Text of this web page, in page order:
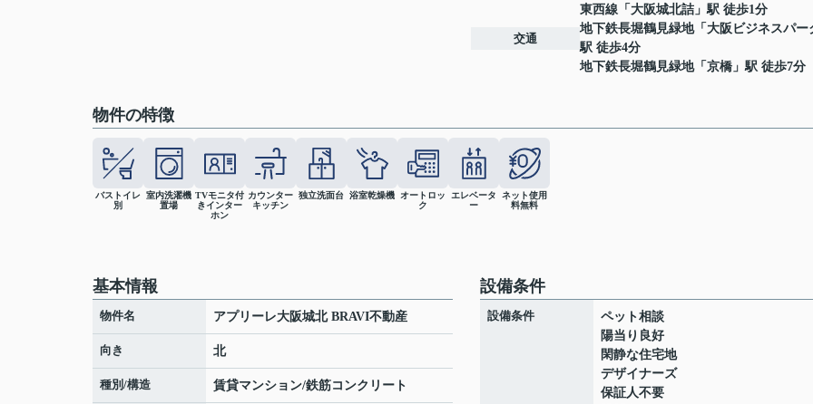
交通
東西線 「 大阪城北詰 」駅 徒歩1分
地下鉄長堀鶴見緑地「 大阪ビジネスパー
駅 徒歩4分
地下鉄長堀鶴見緑地「 京橋 」駅 徒歩7分
物件の特徴
バストイレ
別
室内洗濯機
置場
TVモニタ付
きインター
ホン
カウンター
キッチン
独立洗面台 浴室乾燥機
オートロッ
ク
エレベータ
ー
ネット使用
料無料
基本情報
物件名 アプリーレ大阪城北 BRAVI不動産
向き 北
種別/構造 賃貸マンション/鉄筋コンクリート
設備条件
設備条件
ペット相談
陽当り良好
閑静な住宅地
デザイナーズ
保証人不要